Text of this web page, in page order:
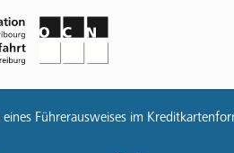
eines Führerausweises im